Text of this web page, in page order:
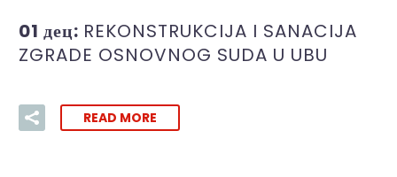
01 дец: REKONSTRUKCIJA I SANACIJA
ZGRADE OSNOVNOG SUDA U UBU
READ MORE